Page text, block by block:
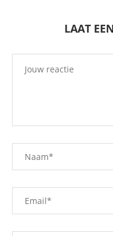
LAAT